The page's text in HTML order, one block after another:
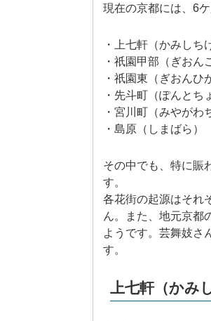
現在の京都には、6
・上七軒（かみしち
・祇園甲部（ぎおん
・祇園東（ぎおんひ
・先斗町（ぽんとち
・宮川町（みやがわ
・島原（しまばら）
その中でも、特に賑
す。
各花街の起源はそれ
ん。また、地元京都
ようです。芸舞妓さ
す。
上七軒（かみ